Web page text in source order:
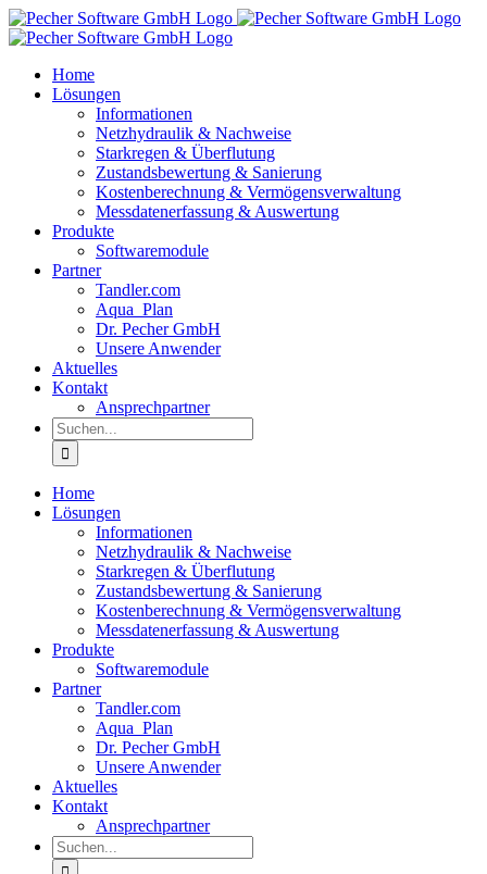
Zum
Inhalt
Home
Lösungen
Informationen
Netzhydraulik & Nachweise
Starkregen & Überflutung
Zustandsbewertung & Sanierung
Kostenberechnung & Vermögensverwaltung
Messdatenerfassung & Auswertung
Produkte
Softwaremodule
Partner
Tandler.com
Aqua_Plan
Dr. Pecher GmbH
Unsere Anwender
Aktuelles
Kontakt
Ansprechpartner
Suche
nach:
Home
Lösungen
Informationen
Netzhydraulik & Nachweise
Starkregen & Überflutung
Zustandsbewertung & Sanierung
Kostenberechnung & Vermögensverwaltung
Messdatenerfassung & Auswertung
Produkte
Softwaremodule
Partner
Tandler.com
Aqua_Plan
Dr. Pecher GmbH
Unsere Anwender
Aktuelles
Kontakt
Ansprechpartner
Suche
nach: